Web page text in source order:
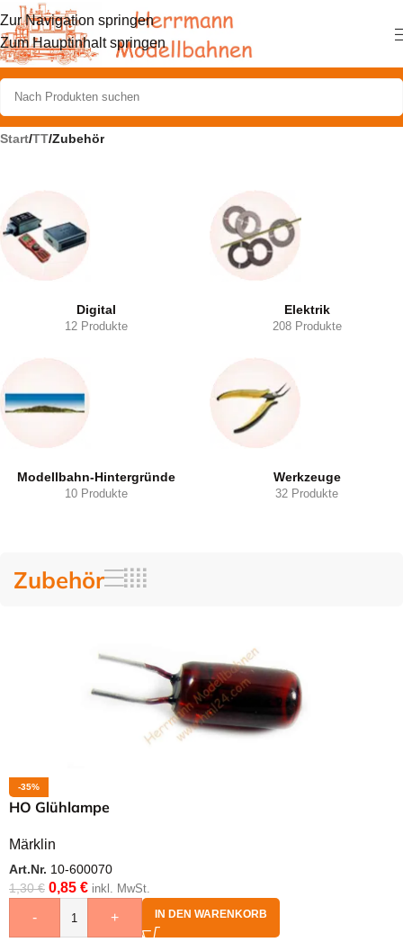
Zur Navigation springen
Zum Hauptinhalt springen
Start/TT/Zubehör
Digital
12 Produkte
Elektrik
208 Produkte
Modellbahn-Hintergründe
10 Produkte
Werkzeuge
32 Produkte
Zubehör
-35%
HO Glühlampe
Märklin
Art.Nr. 10-600070
1,30€ 0,85 € inkl. MwSt.
- + IN DEN WARENKORB